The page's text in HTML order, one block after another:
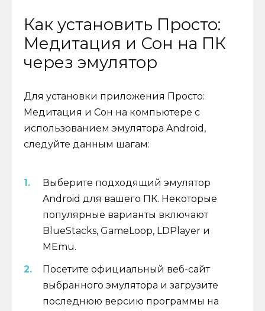
Как установить Просто:
Медитация и Сон на ПК
через эмулятор
Для установки приложения Просто:
Медитация и Сон на компьютере с
использованием эмулятора Android,
следуйте данным шагам:
Выберите подходящий эмулятор
Android для вашего ПК. Некоторые
популярные варианты включают
BlueStacks, GameLoop, LDPlayer и
MEmu.
Посетите официальный веб-сайт
выбранного эмулятора и загрузите
последнюю версию программы на